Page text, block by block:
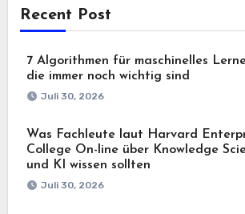
Recent Post
7 Algorithmen für maschinelles
die immer noch wichtig sind
Juli 30, 2026
Was Fachleute laut Harvard
College On-line über Knowledge
und KI wissen sollten
Juli 30, 2026